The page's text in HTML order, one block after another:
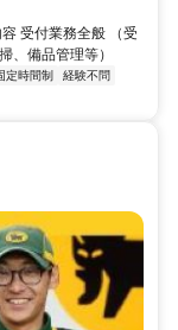
受付業務全般 （受
、備品管理等）
定時間制
経験不問